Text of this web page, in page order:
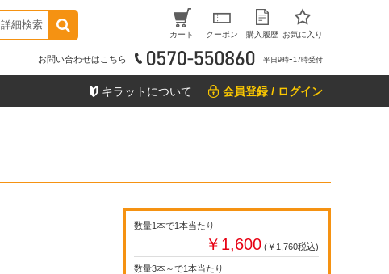
詳細検索
カート クーポン 購入履歴 お気に入り
お問い合わせはこちら 平日9時ｰ17時受付
キラットについて 会員登録 / ログイン
数量1本で1本当たり
￥1,600 (￥1,760税込)
数量3本～で1本当たり